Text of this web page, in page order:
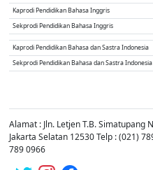
Kaprodi Pendidikan Bahasa Inggris
Sekprodi Pendidikan Bahasa Inggris
Kaprodi Pendidikan Bahasa dan Sastra Indonesia
Sekprodi Pendidikan Bahasa dan Sastra Indonesia
Alamat : Jln. Letjen T.B. Simatupang
Jakarta Selatan 12530 Telp : (021)
789 0966